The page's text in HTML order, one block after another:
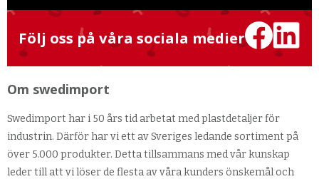
Följ oss på våra sociala medier
Om swedimport
Swedimport har i 50 års tid arbetat med plastdetaljer för
industrin. Därför har vi ett av Sveriges ledande sortiment på
över 5.000 produkter. Detta tillsammans med vår kunskap
leder till att vi löser de flesta av våra kunders önskemål och